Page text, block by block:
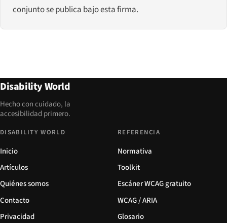
conjunto se publica bajo esta firma.
Disability World
Hecho con cuidado, la
accesibilidad primero.
DISABILITY WORLD
Inicio
Artículos
Quiénes somos
Contacto
Privacidad
REFERENCIA
Normativa
Toolkit
Escáner WCAG gratuito
WCAG / ARIA
Glosario